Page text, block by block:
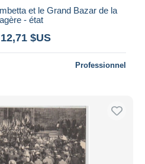
et le Grand Bazar de la
- état
$US
Professionnel